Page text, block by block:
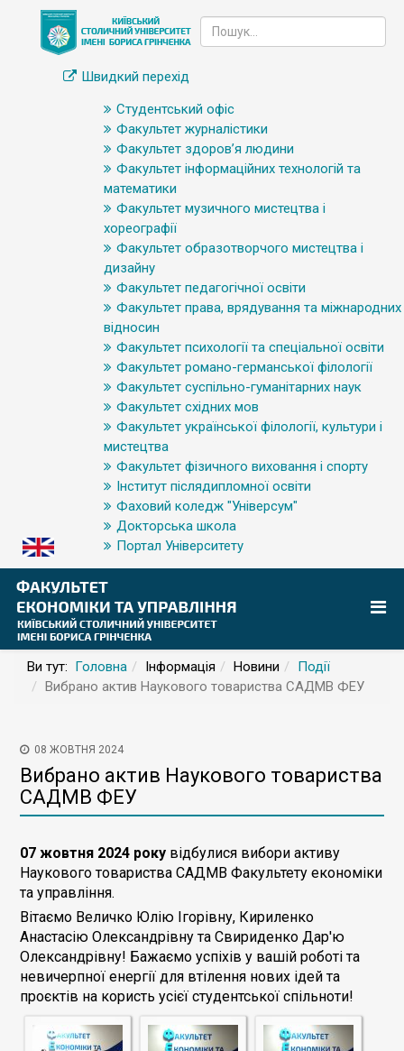
Швидкий перехід
Студентський офіс
Факультет журналістики
Факультет здоров’я людини
Факультет інформаційних технологій та
математики
Факультет музичного мистецтва і
хореографії
Факультет образотворчого мистецтва і
дизайну
Факультет педагогічної освіти
Факультет права, врядування та міжнародних
відносин
Факультет психології та спеціальної освіти
Факультет романо-германської філології
Факультет суспільно-гуманітарних наук
Факультет східних мов
Факультет української філології, культури і
мистецтва
Факультет фізичного виховання і спорту
Інститут післядипломної освіти
Фаховий коледж "Універсум"
Докторська школа
Портал Університету
Ви тут: Головна Інформація Новини
Події
Вибрано актив Наукового товариства САДМВ ФЕУ
08 ЖОВТНЯ 2024
Вибрано актив Наукового товариства
САДМВ ФЕУ
07 жовтня 2024 року відбулися вибори активу
Наукового товариства САДМВ Факультету економіки
та управління.
Вітаємо Величко Юлію Ігорівну, Кириленко
Анастасію Олександрівну та Свириденко Дар'ю
Олександрівну! Бажаємо успіхів у вашій роботі та
невичерпної енергії для втілення нових ідей та
проєктів на користь усієї студентської спільноти!